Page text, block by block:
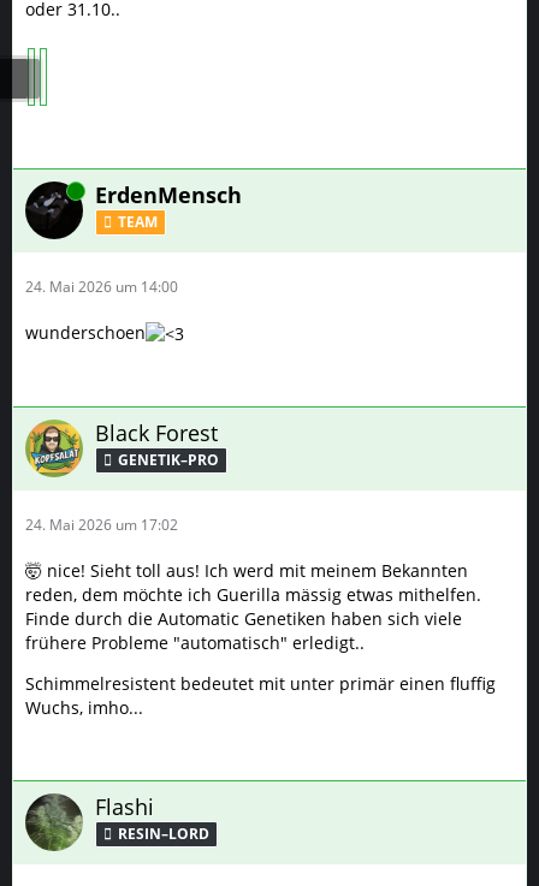
oder 31.10..
Online ErdenMensch
TEAM
24. Mai 2026 um 14:00
wunderschoen
Black Forest
GENETIK–PRO
24. Mai 2026 um 17:02
🤯 nice! Sieht toll aus! Ich werd mit meinem Bekannten
reden, dem möchte ich Guerilla mässig etwas mithelfen.
Finde durch die Automatic Genetiken haben sich viele
frühere Probleme "automatisch" erledigt..
Schimmelresistent bedeutet mit unter primär einen fluffig
Wuchs, imho...
Flashi
RESIN–LORD